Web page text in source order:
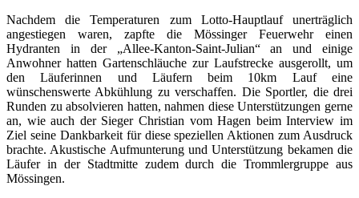
Nachdem die Temperaturen zum Lotto-Hauptlauf unerträglich
angestiegen waren, zapfte die Mössinger Feuerwehr einen
Hydranten in der „Allee-Kanton-Saint-Julian“ an und einige
Anwohner hatten Gartenschläuche zur Laufstrecke ausgerollt, um
den Läuferinnen und Läufern beim 10km Lauf eine
wünschenswerte Abkühlung zu verschaffen. Die Sportler, die drei
Runden zu absolvieren hatten, nahmen diese Unterstützungen gerne
an, wie auch der Sieger Christian vom Hagen beim Interview im
Ziel seine Dankbarkeit für diese speziellen Aktionen zum Ausdruck
brachte. Akustische Aufmunterung und Unterstützung bekamen die
Läufer in der Stadtmitte zudem durch die Trommlergruppe aus
Mössingen.